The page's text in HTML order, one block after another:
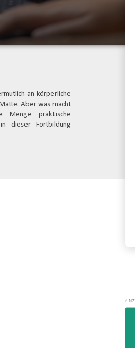
an körperliche
Aber was macht
Menge praktische
dieser Fortbildung